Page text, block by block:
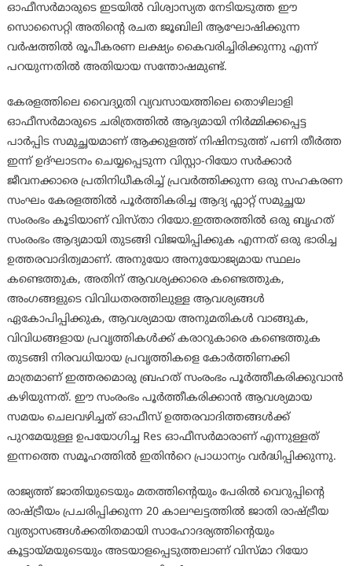
ഓഫീസർമാരുടെ ഇടയിൽ വിശ്വാസ്യത നേടിയടുത്ത ഈ
സൊസൈറ്റി അതിൻ്റെ രചത ജൂബിലി ആഘോഷിക്കുന്ന
വർഷത്തിൽ രൂപീകരണ ലക്ഷ്യം കൈവരിച്ചിരിക്കുന്നു എന്ന്
പറയുന്നതിൽ അതിയായ സന്തോഷമുണ്ട്.
കേരളത്തിലെ വൈദ്യുതി വ്യവസായത്തിലെ തൊഴിലാളി
ഓഫീസർമാരുടെ ചരിത്രത്തിൽ ആദ്യമായി നിർമ്മിക്കപ്പെട്ട
പാർപ്പിട സമുച്ഛയമാണ് ആക്കുളത്ത് നിഷിനടുത്ത് പണി തീർത്ത
ഇന്ന് ഉദ്ഘാടനം ചെയ്യപ്പെടുന്ന വിസ്റ്റാ-റിയോ സർക്കാർ
ജീവനക്കാരെ പ്രതിനിധീകരിച്ച് പ്രവർത്തിക്കുന്ന ഒരു സഹകരണ
സംഘം കേരളത്തിൽ പൂർത്തികരിച്ച ആദ്യ ഫ്ലാറ്റ് സമുച്ഛയ
സംരംഭം കൂടിയാണ് വിസ്താ റിയോ.ഇത്തരത്തിൽ ഒരു ബൃഹത്
സംരംഭം ആദ്യമായി തുടങ്ങി വിജയിപ്പിക്കുക എന്നത് ഒരു ഭാരിച്ച
ഉത്തരവാദിത്വമാണ്. അനുയോ അനുയോജ്യമായ സ്ഥലം
കണ്ടെത്തുക, അതിന് ആവശ്യക്കാരെ കണ്ടെത്തുക,
അംഗങ്ങളുടെ വിവിധതരത്തിലുള്ള ആവശ്യങ്ങൾ
ഏകോപിപ്പിക്കുക, ആവശ്യമായ അനുമതികൾ വാങ്ങുക,
വിവിധങ്ങളായ പ്രവൃത്തികൾക്ക് കരാറുകാരെ കണ്ടെത്തുക
തുടങ്ങി നിരവധിയായ പ്രവൃത്തികളെ കോർത്തിണക്കി
മാത്രമാണ് ഇത്തരമൊരു ബ്രഹത് സംരംഭം പൂർത്തീകരിക്കുവാൻ
കഴിയുന്നത്. ഈ സംരംഭം പൂർത്തീകരിക്കാൻ ആവശ്യമായ
സമയം ചെലവഴിച്ചത് ഓഫീസ് ഉത്തരവാദിത്തങ്ങൾക്ക്
പുറമേയുള്ള ഉപയോഗിച്ച Res ഓഫീസർമാരാണ് എന്നുള്ളത്
ഇന്നത്തെ സമൂഹത്തിൽ ഇതിൻറെ പ്രാധാന്യം വർദ്ധിപ്പിക്കുന്നു.
രാജ്യത്ത് ജാതിയുടെയും മതത്തിന്റെയും പേരിൽ വെറുപ്പിന്റെ
രാഷ്ട്രീയം പ്രചരിപ്പിക്കുന്ന 20 കാലഘട്ടത്തിൽ ജാതി രാഷ്ട്രീയ
വ്യത്യാസങ്ങൾക്കതിതമായി സാഹോദര്യത്തിൻ്റെയും
കൂട്ടായ്മ‌യുടെയും അടയാളപ്പെടുത്തലാണ് വിസ്മാ റിയോ